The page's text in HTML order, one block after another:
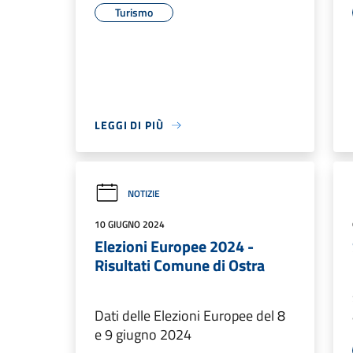
Turismo
LEGGI DI PIÙ
NOTIZIE
10 GIUGNO 2024
Elezioni Europee 2024 -
Risultati Comune di Ostra
Dati delle Elezioni Europee del 8
e 9 giugno 2024